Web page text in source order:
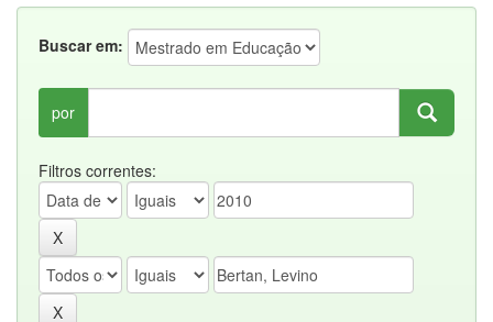
Buscar em:
por
Filtros correntes: